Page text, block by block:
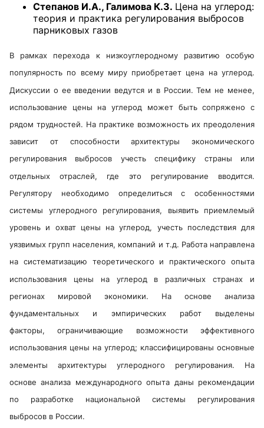
Степанов И.А., Галимова К.З. Цена на углерод:
теория и практика регулирования выбросов
парниковых газов
В рамках перехода к низкоуглеродному развитию особую
популярность по всему миру приобретает цена на углерод.
Дискуссии о ее введении ведутся и в России. Тем не менее,
использование цены на углерод может быть сопряжено с
рядом трудностей. На практике возможность их преодоления
зависит от способности архитектуры экономического
регулирования выбросов учесть специфику страны или
отдельных отраслей, где это регулирование вводится.
Регулятору необходимо определиться с особенностями
системы углеродного регулирования, выявить приемлемый
уровень и охват цены на углерод, учесть последствия для
уязвимых групп населения, компаний и т.д. Работа направлена
на систематизацию теоретического и практического опыта
использования цены на углерод в различных странах и
регионах мировой экономики. На основе анализа
фундаментальных и эмпирических работ выделены
факторы, ограничивающие возможности эффективного
использования цены на углерод; классифицированы основные
элементы архитектуры углеродного регулирования. На
основе анализа международного опыта даны рекомендации
по разработке национальной системы регулирования
выбросов в России.